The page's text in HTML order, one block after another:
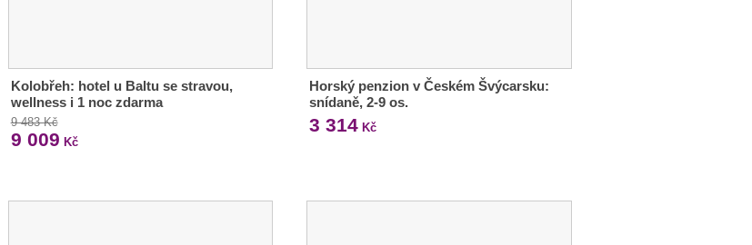
Kolobřeh: hotel u Baltu se stravou,
wellness i 1 noc zdarma
9 483 Kč
9 009 Kč
Horský penzion v Českém Švýcarsku:
snídaně, 2-9 os.
3 314 Kč